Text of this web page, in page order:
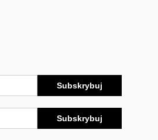
Subskrybuj
Subskrybuj